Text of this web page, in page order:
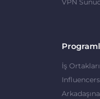
VPN
İş Ortakları
Influencers